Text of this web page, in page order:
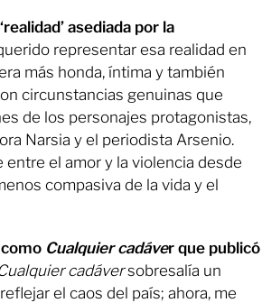
asediada por la
representar esa realidad en
más honda, íntima y también
circunstancias genuinas que
de los personajes protagonistas,
Narsia y el periodista Arsenio.
entre el amor y la violencia desde
compasiva de la vida y el
como Cualquier cadáver que publicó
cadáversobresalía un
el caos del país; ahora, me